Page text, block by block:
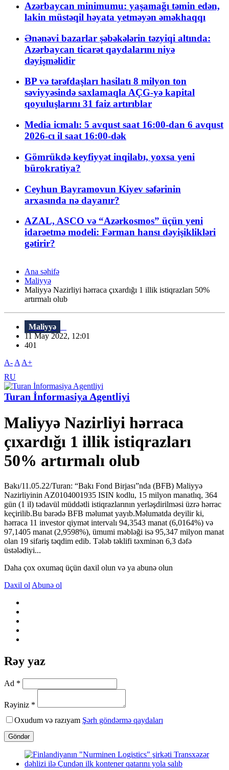
Azərbaycan minimumu: yaşamağı təmin edən,
lakin müstəqil həyata yetməyən əməkhaqqı
Ənənəvi bazarlar şəbəkələrin təzyiqi altında:
Azərbaycan ticarət qaydalarını niyə
dəyişməlidir
BP və tərəfdaşları hasilatı 8 milyon ton
səviyyəsində saxlamaqla AÇG-yə kapital
qoyuluşlarını 31 faiz artırıblar
Media icmalı: 5 avqust saat 16:00-dan 6 avqust
2026-cı il saat 16:00-dək
Gömrükdə keyfiyyət inqilabı, yoxsa yeni
bürokratiya?
Ceyhun Bayramovun Kiyev səfərinin
arxasında nə dayanır?
AZAL, ASCO və “Azərkosmos” üçün yeni
idarəetmə modeli: Fərman hansı dəyişiklikləri
gətirir?
Ana səhifə
Maliyyə
Maliyyə Nazirliyi hərraca çıxardığı 1 illik istiqrazları 50%
artırmalı olub
Maliyyə
11 May 2022, 12:01
401
A- A A+
RU
Turan İnformasiya Agentliyi
Maliyyə Nazirliyi hərraca
çıxardığı 1 illik istiqrazları
50% artırmalı olub
Bakı/11.05.22/Turan: “Bakı Fond Birjası”nda (BFB) Maliyyə
Nazirliyinin AZ0104001935 ISIN kodlu, 15 milyon manatlıq, 364
gün (1 il) tədavül müddətli istiqrazlarının yerləşdirilməsi üzrə hərrac
keçirilib.Bu barədə BFB məlumat yayıb.Məlumatda deyilir ki,
hərraca 11 investor qiymət intervalı 94,3543 manat (6,0164%) və
97,1405 manat (2,9598%), ümumi məbləği isə 95,347 milyon manat
olan 19 sifariş təqdim edib. Tələb təklifi təxminən 6,3 dəfə
üstələdiyi...
Daha çox oxumaq üçün daxil olun və ya abunə olun
Daxil ol Abunə ol
Rəy yaz
Ad *
Rəyiniz *
Oxudum və razıyam Şərh göndərmə qaydaları
Göndər